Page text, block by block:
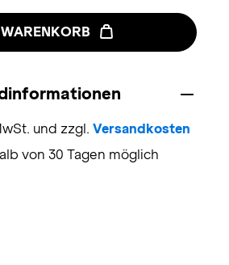
und zzgl. Versandkosten
von 30 Tagen möglich